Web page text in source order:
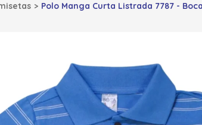
Polo Manga Curta Listrada 7787 -